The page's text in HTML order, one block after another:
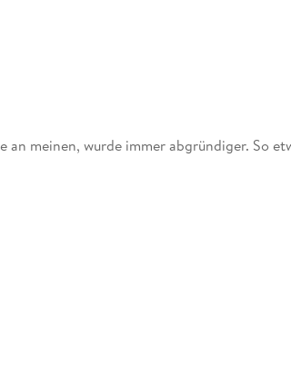
meinen, wurde immer abgründiger. So